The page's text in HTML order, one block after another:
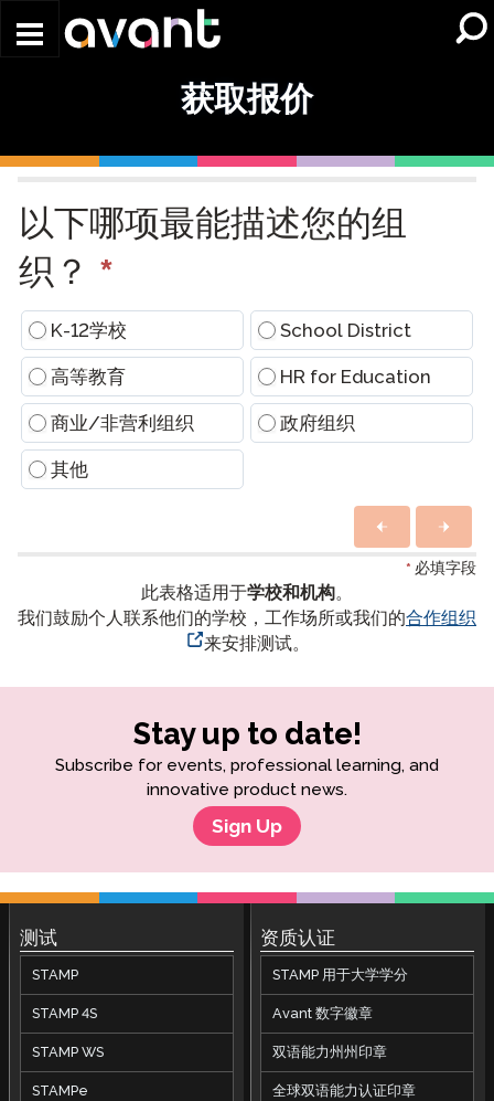
获取报价
a
Quote
(Conversational)
以下哪项最能描述您的组
织？ *
K-12学校 School District
高等教育 HR for Education
商业/非营利组织 政府组织
其他
* 必填字段
此表格适用于学校和机构。
我们鼓励个人联系他们的学校，工作场所或我们的合作组织
来安排测试。
Stay up to date!
Subscribe for events, professional learning, and
innovative product news.
Sign Up
测试
STAMP
STAMP 4S
STAMP WS
STAMPe
资质认证
STAMP 用于大学学分
Avant 数字徽章
双语能力州州印章
全球双语能力认证印章